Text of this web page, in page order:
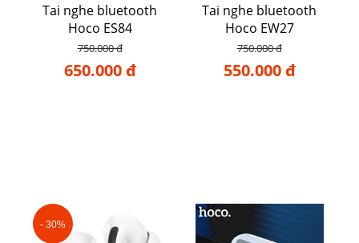
Tai nghe bluetooth
Hoco ES84
750.000 đ
650.000 đ
Tai nghe bluetooth
Hoco EW27
750.000 đ
550.000 đ
- 30%